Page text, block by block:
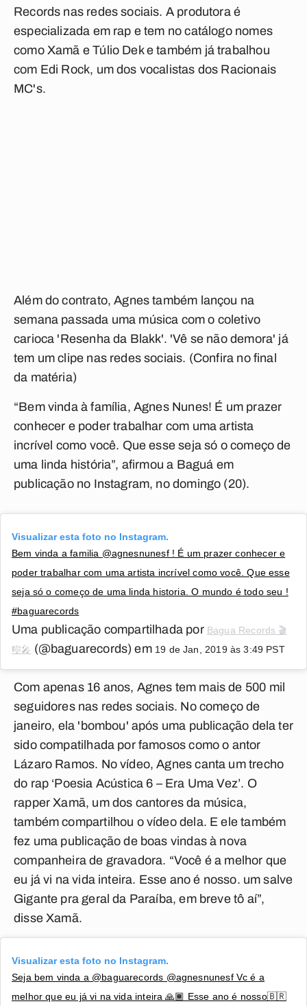
Records nas redes sociais. A produtora é
especializada em rap e tem no catálogo nomes
como Xamã e Túlio Dek e também já trabalhou
com Edi Rock, um dos vocalistas dos Racionais
MC's.
Além do contrato, Agnes também lançou na
semana passada uma música com o coletivo
carioca 'Resenha da Blakk'. 'Vê se não demora' já
tem um clipe nas redes sociais. (Confira no final
da matéria)
“Bem vinda à família, Agnes Nunes! É um prazer
conhecer e poder trabalhar com uma artista
incrível como você. Que esse seja só o começo de
uma linda história”, afirmou a Baguá em
publicação no Instagram, no domingo (20).
Visualizar esta foto no Instagram.
Bem vinda a familia @agnesnunesf ! É um prazer conhecer e
poder trabalhar com uma artista incrível como você. Que esse
seja só o começo de uma linda historia. O mundo é todo seu !
#baguarecords
Uma publicação compartilhada por Bagua Records 🎬
🎼🎤 (@baguarecords) em 19 de Jan, 2019 às 3:49 PST
Com apenas 16 anos, Agnes tem mais de 500 mil
seguidores nas redes sociais. No começo de
janeiro, ela 'bombou' após uma publicação dela ter
sido compatilhada por famosos como o antor
Lázaro Ramos. No vídeo, Agnes canta um trecho
do rap ‘Poesia Acústica 6 – Era Uma Vez’. O
rapper Xamã, um dos cantores da música,
também compartilhou o vídeo dela. E ele também
fez uma publicação de boas vindas à nova
companheira de gravadora. “Você é a melhor que
eu já vi na vida inteira. Esse ano é nosso. um salve
Gigante pra geral da Paraíba, em breve tô aí”,
disse Xamã.
Visualizar esta foto no Instagram.
Seja bem vinda a @baguarecords @agnesnunesf Vc é a
melhor que eu já vi na vida inteira 🙏🏾 Esse ano é nosso🇧🇷